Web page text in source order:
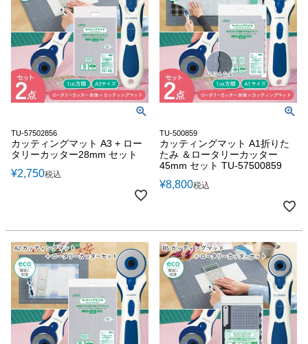
TU-57502856
カッティングマット A3 + ロー
タリーカッター28mm セット
¥2,750税込
TU-500859
カッティングマット A1折りた
たみ ＆ロータリーカッター
45mm セット TU-57500859
¥8,800税込